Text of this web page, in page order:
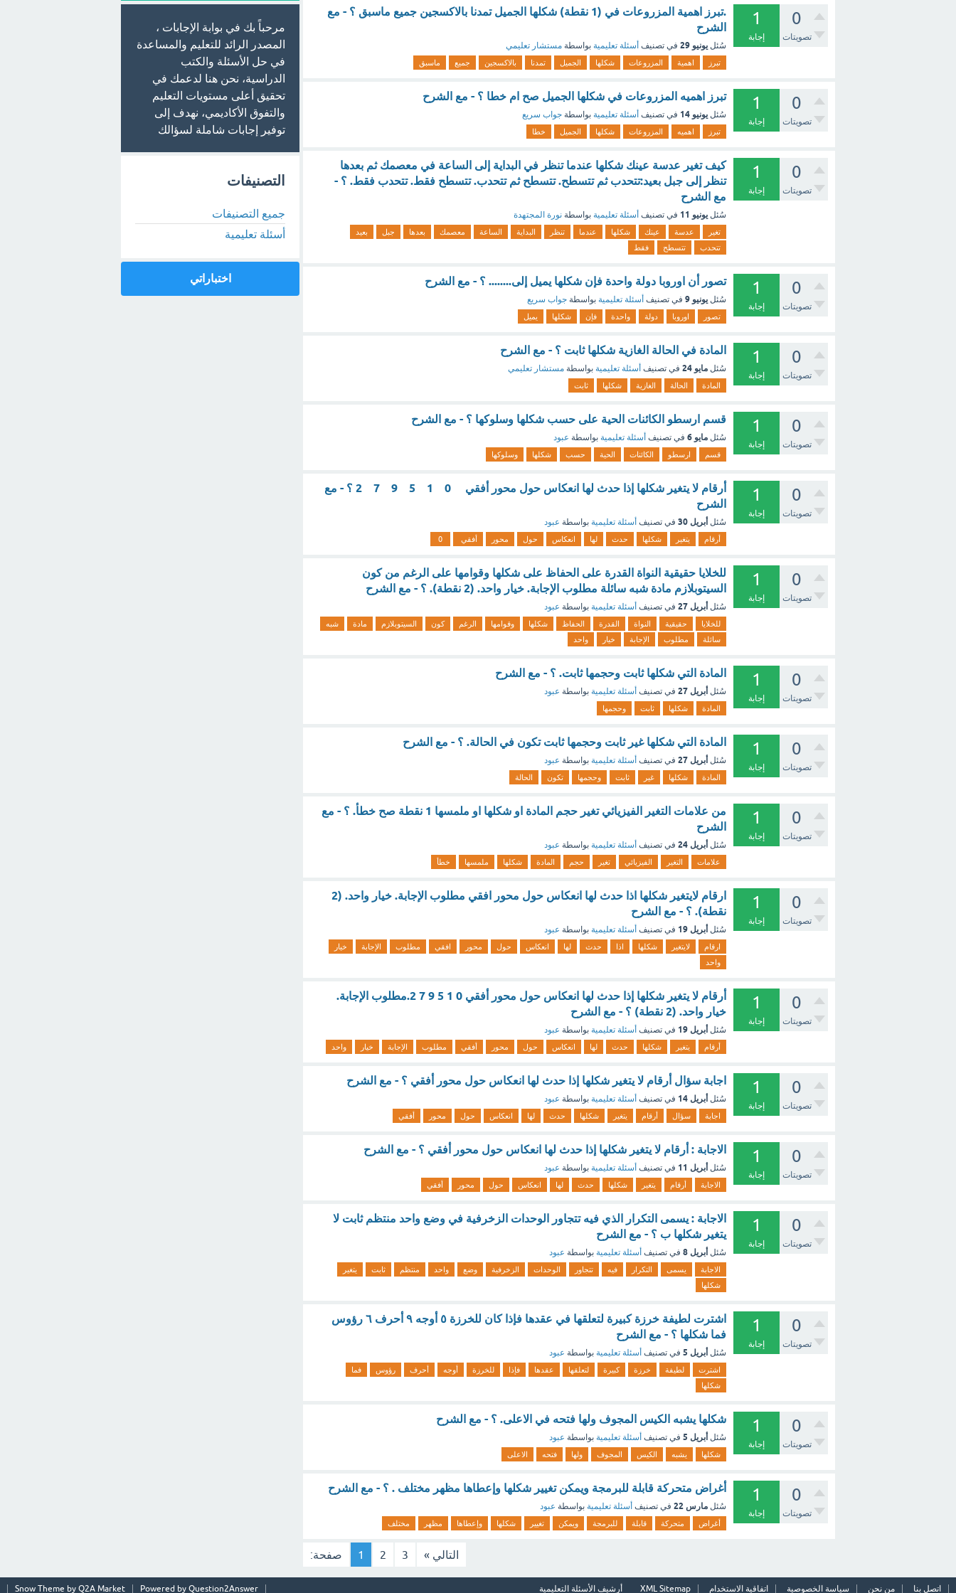
0
تصويتات
1
إجابة
.تبرز اهمية المزروعات في (1 نقطة) شكلها الجميل تمدنا بالاكسجين جميع ماسبق ؟ - مع
الشرح
سُئل يونيو 29 في تصنيف أسئلة تعليمية بواسطة مستشار تعليمي
تبرز اهمية المزروعات شكلها الجميل تمدنا بالاكسجين جميع ماسبق
0
تصويتات
1
إجابة
تبرز اهميه المزروعات في شكلها الجميل صح ام خطا ؟ - مع الشرح
سُئل يونيو 14 في تصنيف أسئلة تعليمية بواسطة جواب سريع
تبرز اهميه المزروعات شكلها الجميل خطا
0
تصويتات
1
إجابة
كيف تغير عدسة عينك شكلها عندما تنظر في البداية إلى الساعة في معصمك ثم بعدها
تنظر إلى جبل بعيد:تتحدب ثم تتسطح. تتسطح ثم تتحدب. تتسطح فقط. تتحدب فقط. ؟ -
مع الشرح
سُئل يونيو 11 في تصنيف أسئلة تعليمية بواسطة نورة المجتهدة
تغير عدسة عينك شكلها عندما تنظر البداية الساعة معصمك بعدها جبل
بعيد
تتحدب
تتسطح فقط
0
تصويتات
1
إجابة
تصور أن اوروبا دولة واحدة فإن شكلها يميل إلى........ ؟ - مع الشرح
سُئل يونيو 9 في تصنيف أسئلة تعليمية بواسطة جواب سريع
تصور اوروبا دولة واحدة فإن شكلها يميل
0
تصويتات
1
إجابة
المادة في الحالة الغازية شكلها ثابت ؟ - مع الشرح
سُئل مايو 24 في تصنيف أسئلة تعليمية بواسطة مستشار تعليمي
المادة الحالة الغازية شكلها ثابت
0
تصويتات
1
إجابة
قسم ارسطو الكائنات الحية على حسب شكلها وسلوكها ؟ - مع الشرح
سُئل مايو 6 في تصنيف أسئلة تعليمية بواسطة عبود
قسم ارسطو الكائنات الحية حسب شكلها وسلوكها
0
تصويتات
1
إجابة
أرقام لا يتغير شكلها إذا حدث لها انعكاس حول محور أفقي 0 1 5 9 7 2 ؟ - مع
الشرح
سُئل أبريل 30 في تصنيف أسئلة تعليمية بواسطة عبود
أرقام يتغير شكلها حدث لها انعكاس حول محور أفقي
0
تصويتات
1
إجابة
للخلايا حقيقية النواة القدرة على الحفاظ على شكلها وقوامها على الرغم من كون
السيتوبلازم مادة شبه سائلة مطلوب الإجابة. خيار واحد. (2 نقطة). ؟ - مع الشرح
سُئل أبريل 27 في تصنيف أسئلة تعليمية بواسطة عبود
للخلايا حقيقية النواة القدرة الحفاظ شكلها وقوامها الرغم كون السيتوبلازم مادة
شبه
سائلة
مطلوب الإجابة خيار واحد
0
تصويتات
1
إجابة
المادة التي شكلها ثابت وحجمها ثابت. ؟ - مع الشرح
سُئل أبريل 27 في تصنيف أسئلة تعليمية بواسطة عبود
المادة شكلها ثابت وحجمها
0
تصويتات
1
إجابة
المادة التي شكلها غير ثابت وحجمها ثابت تكون في الحالة. ؟ - مع الشرح
سُئل أبريل 27 في تصنيف أسئلة تعليمية بواسطة عبود
المادة شكلها غير ثابت وحجمها تكون الحالة
0
تصويتات
1
إجابة
من علامات التغير الفيزيائي تغير حجم المادة او شكلها او ملمسها 1 نقطة صح خطأ. ؟ - مع
الشرح
سُئل أبريل 24 في تصنيف أسئلة تعليمية بواسطة عبود
علامات التغير الفيزيائي تغير حجم المادة شكلها ملمسها خطأ
0
تصويتات
1
إجابة
ارقام لايتغير شكلها اذا حدث لها انعكاس حول محور افقي مطلوب الإجابة. خيار واحد. (2
نقطة). ؟ - مع الشرح
سُئل أبريل 19 في تصنيف أسئلة تعليمية بواسطة عبود
ارقام لايتغير شكلها اذا حدث لها انعكاس حول محور افقي مطلوب الإجابة
خيار
واحد
0
تصويتات
1
إجابة
أرقام لا يتغير شكلها إذا حدث لها انعكاس حول محور أفقي 0 1 5 9 7 2.مطلوب الإجابة.
خيار واحد. (2 نقطة) ؟ - مع الشرح
سُئل أبريل 19 في تصنيف أسئلة تعليمية بواسطة عبود
أرقام يتغير شكلها حدث لها انعكاس حول محور أفقي مطلوب الإجابة خيار واحد
0
تصويتات
1
إجابة
اجابة سؤال أرقام لا يتغير شكلها إذا حدث لها انعكاس حول محور أفقي ؟ - مع الشرح
سُئل أبريل 14 في تصنيف أسئلة تعليمية بواسطة عبود
اجابة سؤال أرقام يتغير شكلها حدث لها انعكاس حول محور أفقي
0
تصويتات
1
إجابة
الاجابة : أرقام لا يتغير شكلها إذا حدث لها انعكاس حول محور أفقي ؟ - مع الشرح
سُئل أبريل 11 في تصنيف أسئلة تعليمية بواسطة عبود
الاجابة أرقام يتغير شكلها حدث لها انعكاس حول محور أفقي
0
تصويتات
1
إجابة
الاجابة : يسمى التكرار الذي فيه تتجاور الوحدات الزخرفية في وضع واحد منتظم ثابت لا
يتغير شكلها ب ؟ - مع الشرح
سُئل أبريل 8 في تصنيف أسئلة تعليمية بواسطة عبود
الاجابة يسمى التكرار فيه تتجاور الوحدات الزخرفية وضع واحد منتظم ثابت
يتغير
شكلها
0
تصويتات
1
إجابة
اشترت لطيفة خرزة كبيرة لتعلقها في عقدها فإذا كان للخرزة ٥ أوجه ٩ أحرف ٦ رؤوس
فما شكلها ؟ - مع الشرح
سُئل أبريل 5 في تصنيف أسئلة تعليمية بواسطة عبود
اشترت لطيفة خرزة كبيرة لتعلقها عقدها فإذا للخرزة أوجه أحرف رؤوس
فما
شكلها
0
تصويتات
1
إجابة
شكلها يشبه الكيس المجوف ولها فتحه في الاعلى. ؟ - مع الشرح
سُئل أبريل 5 في تصنيف أسئلة تعليمية بواسطة عبود
شكلها يشبه الكيس المجوف ولها فتحه الاعلى
0
تصويتات
1
إجابة
أغراض متحركة قابلة للبرمجة ويمكن تغيير شكلها وإعطاها مظهر مختلف . ؟ - مع الشرح
سُئل مارس 22 في تصنيف أسئلة تعليمية بواسطة عبود
أغراض متحركة قابلة للبرمجة ويمكن تغيير شكلها وإعطاها مظهر مختلف
صفحة: 1 2 3 التالي »
مرحباً بك في بوابة الإجابات ،
المصدر الرائد للتعليم والمساعدة
في حل الأسئلة والكتب
الدراسية، نحن هنا لدعمك في
تحقيق أعلى مستويات التعليم
والتفوق الأكاديمي، نهدف إلى
توفير إجابات شاملة لسؤالك
التصنيفات
جميع التصنيفات
أسئلة تعليمية
اختباراتي
اتصل بنا من نحن سياسة الخصوصية اتفاقية الاستخدام XML Sitemap أرشيف الأسئلة التعليمية Snow Theme by Q2A Market Powered by Question2Answer